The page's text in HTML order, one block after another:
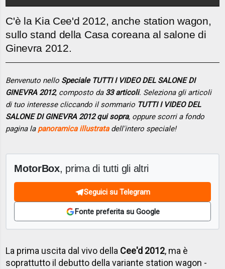
C'è la Kia Cee'd 2012, anche station wagon,
sullo stand della Casa coreana al salone di
Ginevra 2012.
Benvenuto nello Speciale TUTTI I VIDEO DEL SALONE DI
GINEVRA 2012, composto da 33 articoli. Seleziona gli articoli
di tuo interesse cliccando il sommario TUTTI I VIDEO DEL
SALONE DI GINEVRA 2012 qui sopra, oppure scorri a fondo
pagina la panoramica illustratadell'intero speciale!
MotorBox, prima di tutti gli altri
Seguici su Telegram
Fonte preferita su Google
La prima uscita dal vivo della Cee'd 2012, ma è
soprattutto il debutto della variante station wagon -